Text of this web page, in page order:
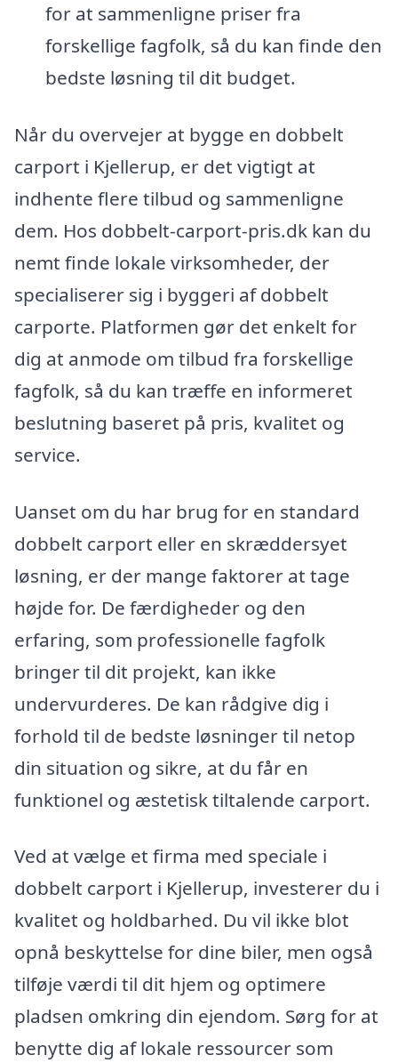
for at sammenligne priser fra
forskellige fagfolk, så du kan finde den
bedste løsning til dit budget.
Når du overvejer at bygge en dobbelt
carport i Kjellerup, er det vigtigt at
indhente flere tilbud og sammenligne
dem. Hos dobbelt-carport-pris.dk kan du
nemt finde lokale virksomheder, der
specialiserer sig i byggeri af dobbelt
carporte. Platformen gør det enkelt for
dig at anmode om tilbud fra forskellige
fagfolk, så du kan træffe en informeret
beslutning baseret på pris, kvalitet og
service.
Uanset om du har brug for en standard
dobbelt carport eller en skræddersyet
løsning, er der mange faktorer at tage
højde for. De færdigheder og den
erfaring, som professionelle fagfolk
bringer til dit projekt, kan ikke
undervurderes. De kan rådgive dig i
forhold til de bedste løsninger til netop
din situation og sikre, at du får en
funktionel og æstetisk tiltalende carport.
Ved at vælge et firma med speciale i
dobbelt carport i Kjellerup, investerer du i
kvalitet og holdbarhed. Du vil ikke blot
opnå beskyttelse for dine biler, men også
tilføje værdi til dit hjem og optimere
pladsen omkring din ejendom. Sørg for at
benytte dig af lokale ressourcer som